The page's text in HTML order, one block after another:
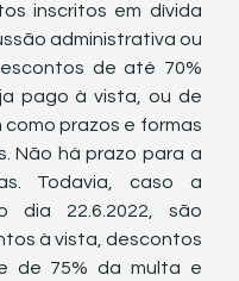
inscritos em dívida
administrativa ou
de até 70%
pago à vista, ou de
prazos e formas
Não há prazo para a
Todavia, caso a
dia 22.6.2022, são
à vista, descontos
de 75% da multa e